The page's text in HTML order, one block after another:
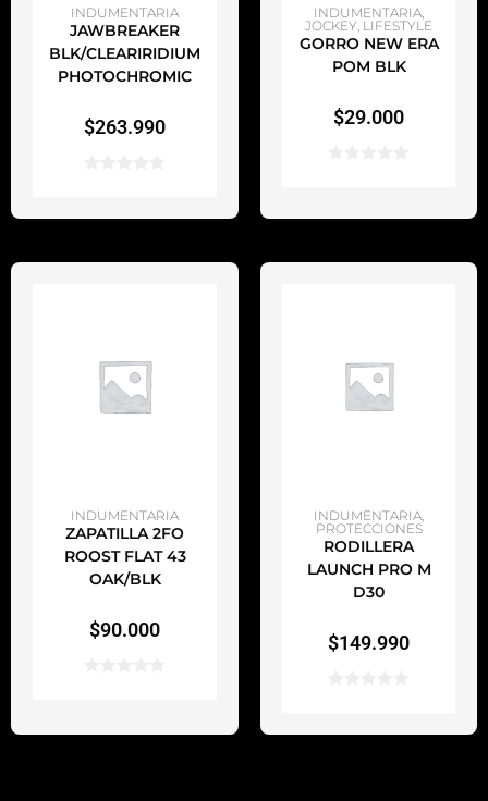
AÑADIR AL CARRITO
INDUMENTARIA
JAWBREAKER
BLK/CLEARIRIDIUM
PHOTOCHROMIC
$263.990
AÑADIR AL CARRITO
INDUMENTARIA,
JOCKEY, LIFESTYLE
GORRO NEW ERA
POM BLK
$29.000
AÑADIR AL CARRITO
INDUMENTARIA
ZAPATILLA 2FO
ROOST FLAT 43
OAK/BLK
$90.000
AÑADIR AL CARRITO
INDUMENTARIA
PROTECCIONES
RODILLERA
LAUNCH PRO M
D30
$149.990